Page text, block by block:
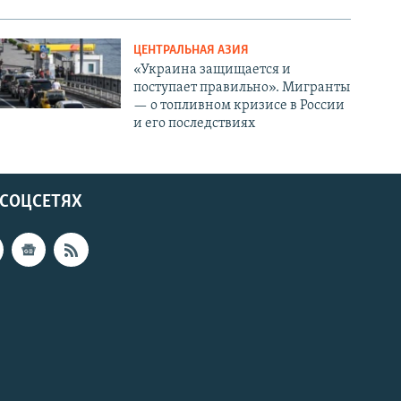
ЦЕНТРАЛЬНАЯ АЗИЯ
«Украина защищается и
поступает правильно». Мигранты
— о топливном кризисе в России
и его последствиях